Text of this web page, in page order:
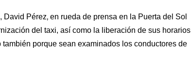
David Pérez,en rueda de prensa en la Puerta del Sol
del taxi, así como la liberación de sus horarios
porque sean examinados los conductores de